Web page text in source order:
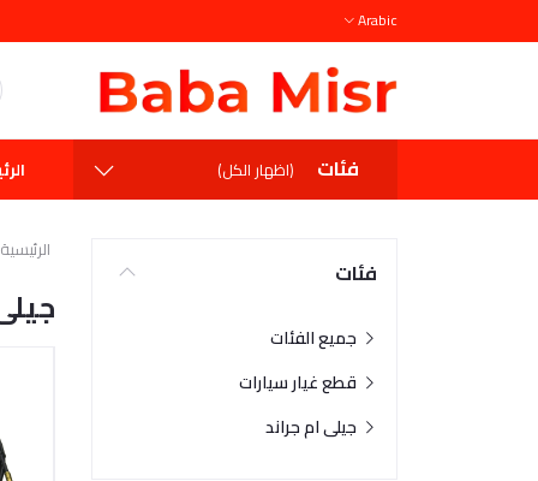
Arabic
فئات (اظهار الكل)
فئات
جميع الفئات
قطع غيار سيارات
جيلى ام جراند
الرئيسية